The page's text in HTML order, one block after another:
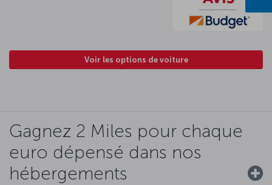
Voir les options de voiture
Gagnez 2 Miles pour chaque
euro dépensé dans nos
hébergements